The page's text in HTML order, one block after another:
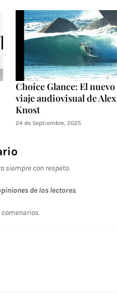
Choice Glance: El nuevo
viaje audiovisual de Alex
Knost
24 de Septiembre, 2025
siempre con respeto.
de los lectores.